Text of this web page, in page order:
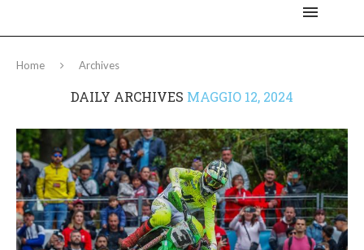
Home Archives
DAILY ARCHIVES MAGGIO 12, 2024